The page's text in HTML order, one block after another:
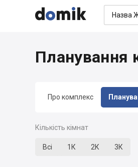



Про комплекс
Планування
Кількість кімнат
Всі 1К 2К 3К